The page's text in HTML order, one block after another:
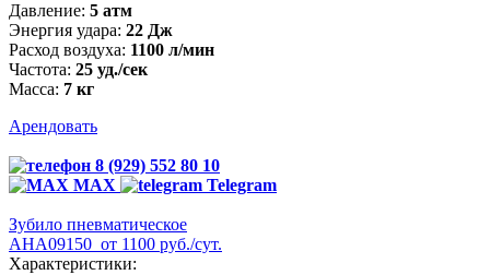
Давление: 5 атм
Энергия удара: 22 Дж
Расход воздуха: 1100 л/мин
Частота: 25 уд./сек
Масса: 7 кг
Арендовать
8 (929) 552 80 10
MAX
Telegram
Зубило пневматическое
AHA09150 от 1100 руб./сут.
Характеристики: